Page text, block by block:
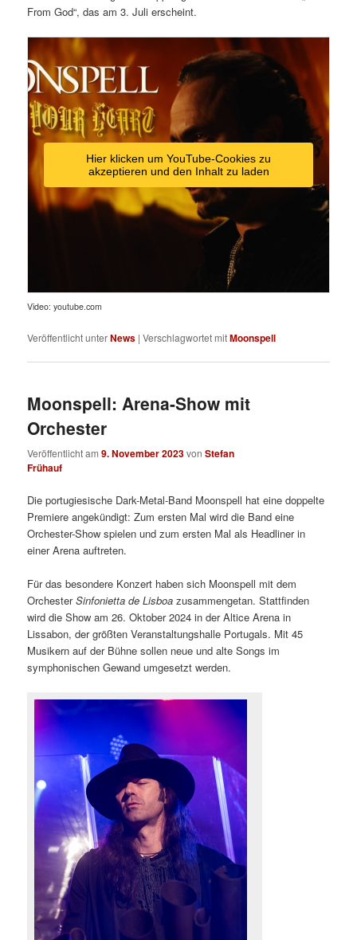
From God“, das am 3. Juli erscheint.
Hier klicken um YouTube-Cookies zu
akzeptieren und den Inhalt zu laden
Video: youtube.com
Veröffentlicht unterNews |Verschlagwortet mitMoonspell
Moonspell: Arena-Show mit
Orchester
Veröffentlicht am9. November 2023vonStefan
Frühauf
Die portugiesische Dark-Metal-Band Moonspell hat eine doppelte
Premiere angekündigt: Zum ersten Mal wird die Band eine
Orchester-Show spielen und zum ersten Mal als Headliner in
einer Arena auftreten.
Für das besondere Konzert haben sich Moonspell mit dem
OrchesterSinfonietta de Lisboa zusammengetan. Stattfinden
wird die Show am 26. Oktober 2024 in der Altice Arena in
Lissabon, der größten Veranstaltungshalle Portugals. Mit 45
Musikern auf der Bühne sollen neue und alte Songs im
symphonischen Gewand umgesetzt werden.